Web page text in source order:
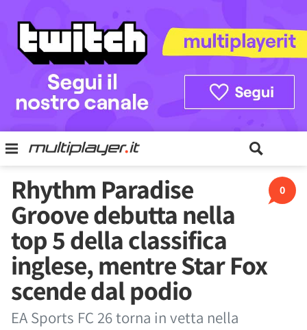
0
Rhythm Paradise
Groove debutta nella
top 5 della classifica
inglese, mentre Star Fox
scende dal podio
EA Sports FC 26 torna in vetta nella